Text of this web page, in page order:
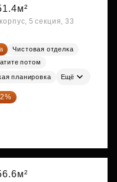
5 секция, 33
Чистовая отделка
потом
планировка Ещё